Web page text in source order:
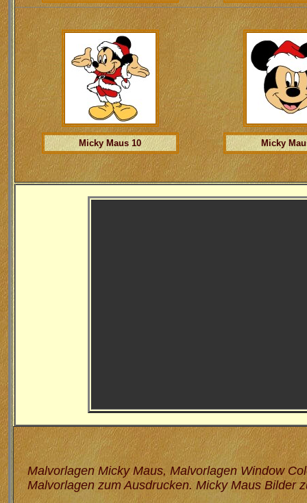
Micky Maus 10 Micky
Malvorlagen Micky Maus, Malvorlagen Window
Malvorlagen zum Ausdrucken. Micky Maus Bilder